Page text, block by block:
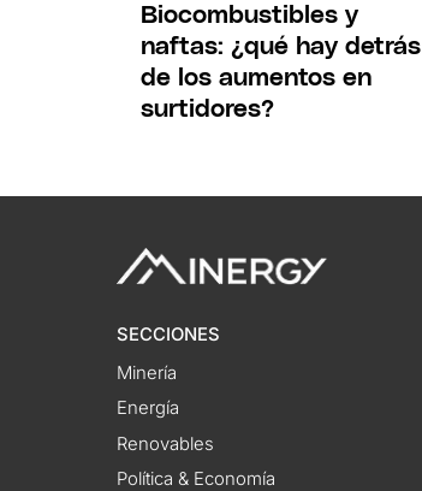
Biocombustibles y
naftas: ¿qué hay detrás
de los aumentos en
surtidores?
SECCIONES
Minería
Energía
Renovables
Política & Economía